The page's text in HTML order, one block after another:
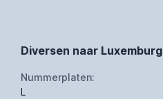
Diversen naar Luxemburg
Nummerplaten:
L